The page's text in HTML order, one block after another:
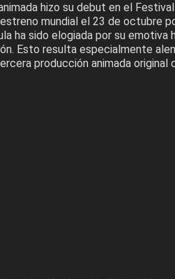
hizo su debut en el
mundial el 23 de octubre
ha sido elogiada por su emotiva
Esto resulta especialmente
producción animada original